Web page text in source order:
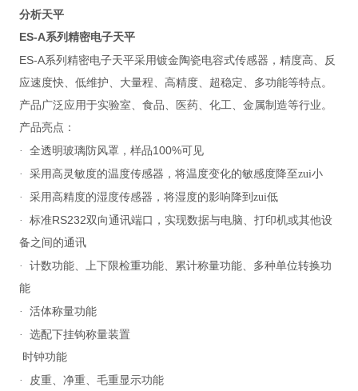
分析天平
ES-A系列精密电子天平
ES-A系列精密电子天平采用镀金陶瓷电容式传感器，精度高、反
应速度快、低维护、大量程、高精度、超稳定、多功能等特点。
产品广泛应用于实验室、食品、医药、化工、金属制造等行业。
产品亮点：
·
全透明玻璃防风罩，样品100%可见
·
采用高灵敏度的温度传感器，将温度变化的敏感度降至zui小
·
采用高精度的湿度传感器，将湿度的影响降到zui低
·
标准RS232双向通讯端口，实现数据与电脑、打印机或其他设
备之间的通讯
·
计数功能、上下限检重功能、累计称量功能、多种单位转换功
能
·
活体称量功能
·
选配下挂钩称量装置
时钟功能
·
皮重、净重、毛重显示功能